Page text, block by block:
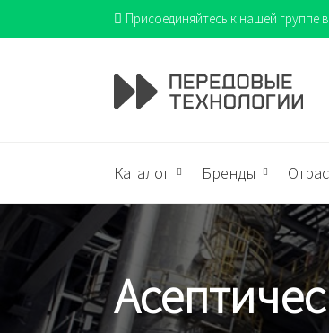
Присоединяйтесь к нашей группе
Каталог Бренды